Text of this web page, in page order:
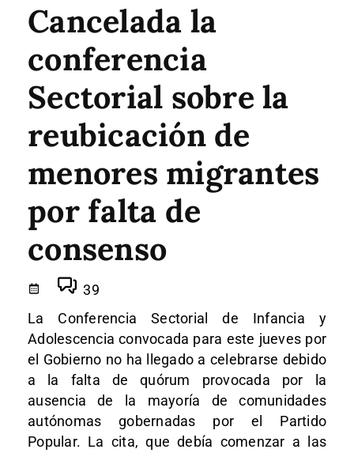
Cancelada la
conferencia
Sectorial sobre la
reubicación de
menores migrantes
por falta de
consenso
39
La Conferencia Sectorial de Infancia y
Adolescencia convocada para este jueves por
el Gobierno no ha llegado a celebrarse debido
a la falta de quórum provocada por la
ausencia de la mayoría de comunidades
autónomas gobernadas por el Partido
Popular. La cita, que debía comenzar a las